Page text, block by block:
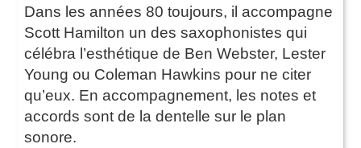
Dans les années 80 toujours, il accompagne
Scott Hamilton un des saxophonistes qui
célébra l’esthétique de Ben Webster, Lester
Young ou Coleman Hawkins pour ne citer
qu’eux. En accompagnement, les notes et
accords sont de la dentelle sur le plan
sonore.